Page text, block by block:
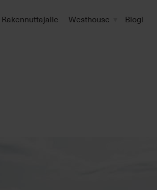
Rakennuttajalle Westhouse Blogi